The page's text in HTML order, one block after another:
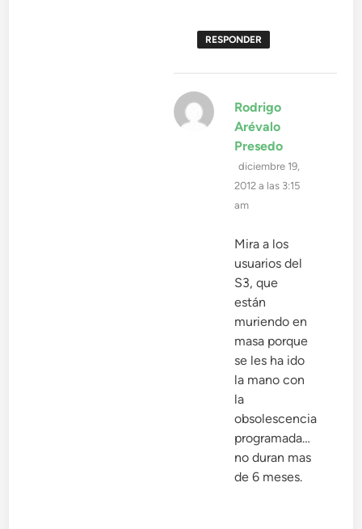
RESPONDER
Rodrigo
Arévalo
Presedo
diciembre 19,
2012 a las 3:15
am
Mira a los
usuarios del
S3, que
están
muriendo en
masa porque
se les ha ido
la mano con
la
obsolescencia
programada…
no duran mas
de 6 meses.